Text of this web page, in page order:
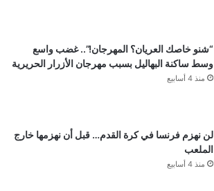
“شنو خاصك العريان؟ المهرجان!”.. غضب واسع
وسط ساكنة البهاليل بسبب مهرجان الأزرار الحريرية
منذ 4 أسابيع
لن نهزم فرنسا في كرة القدم… قبل أن نهزمها خارج
الملعب
منذ 4 أسابيع